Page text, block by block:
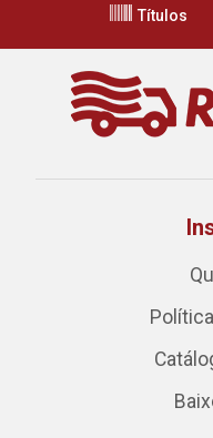
Títulos